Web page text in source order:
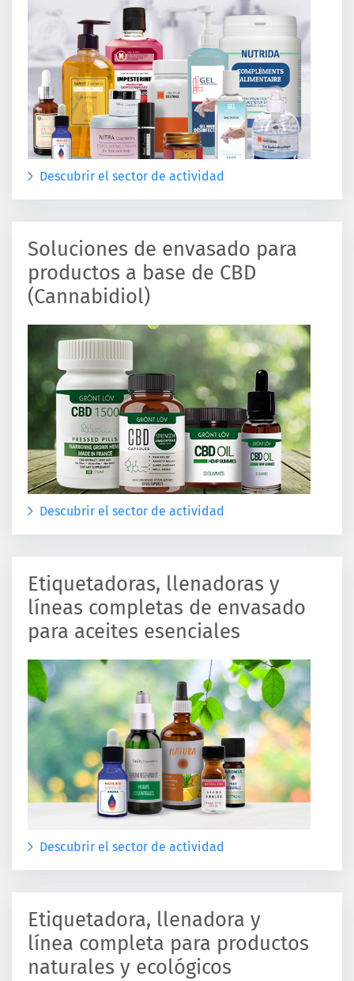
Descubrir el sector de actividad
Soluciones de envasado para
productos a base de CBD
(Cannabidiol)
Descubrir el sector de actividad
Etiquetadoras, llenadoras y
líneas completas de envasado
para aceites esenciales
Descubrir el sector de actividad
Etiquetadora, llenadora y
línea completa para productos
naturales y ecológicos